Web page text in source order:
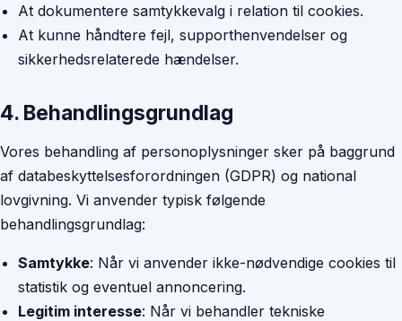
At dokumentere samtykkevalg i relation til cookies.
At kunne håndtere fejl, supporthenvendelser og
sikkerhedsrelaterede hændelser.
4. Behandlingsgrundlag
Vores behandling af personoplysninger sker på baggrund
af databeskyttelsesforordningen (GDPR) og national
lovgivning. Vi anvender typisk følgende
behandlingsgrundlag:
Samtykke: Når vi anvender ikke-nødvendige cookies til
statistik og eventuel annoncering.
Legitim interesse: Når vi behandler tekniske